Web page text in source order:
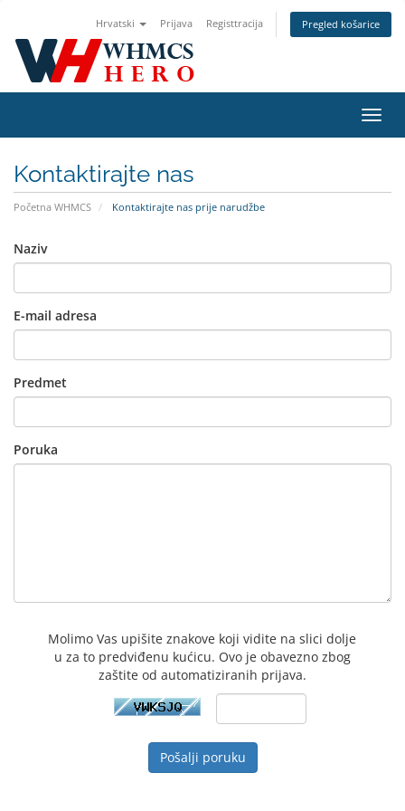
Hrvatski Prijava Registtracija Pregled košarice
Kontaktirajte nas
Početna WHMCS Kontaktirajte nas prije narudžbe
Naziv
E-mail adresa
Predmet
Poruka
Molimo Vas upišite znakove koji vidite na slici dolje
u za to predviđenu kućicu. Ovo je obavezno zbog
zaštite od automatiziranih prijava.
Pošalji poruku